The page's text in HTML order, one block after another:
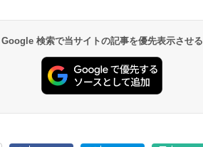
Google 検索で当サイトの記事を優先表示させる